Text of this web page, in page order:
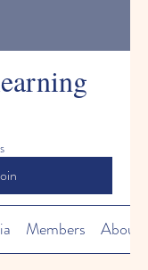
Members About